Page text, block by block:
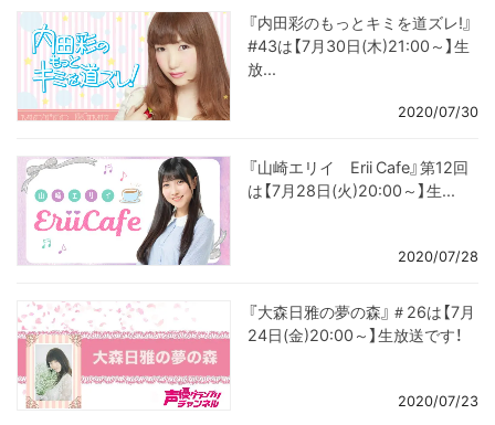
『内田彩のもっとキミを道ズレ!』
#43は【7月30日(木)21:00～】生
放...
2020/07/30
『山崎エリイ Erii Cafe』第12回
は【7月28日(火)20:00～】生...
2020/07/28
『大森日雅の夢の森』＃26は【7月
24日(金)20:00～】生放送です！
2020/07/23